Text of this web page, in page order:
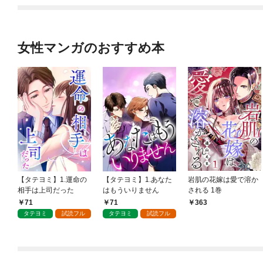
女性マンガのおすすめ本
【タテヨミ】1.運命の
相手は上司だった
71
タテヨミ 試読フル
【タテヨミ】1.あなた
はもういりません
71
タテヨミ 試読フル
岩肌の花嫁は愛で溶か
される 1巻
363